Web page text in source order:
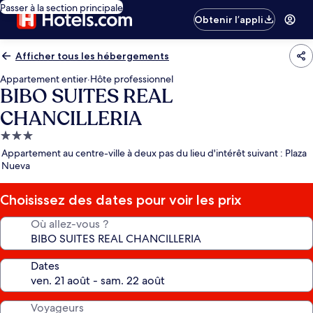
Passer à la section principale
Obtenir l’appli
Afficher tous les hébergements
Appartement entier·Hôte professionnel
BIBO SUITES REAL
CHANCILLERIA
Hébergement
3.0 étoiles
Appartement au centre-ville à deux pas du lieu d'intérêt suivant : Plaza
Nueva
Choisissez des dates pour voir les prix
Où allez-vous ?
Dates
Voyageurs